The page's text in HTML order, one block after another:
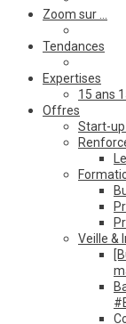
Zoom sur …
Tendances
Expertises
15 ans
Offres
Start-up
Veille &